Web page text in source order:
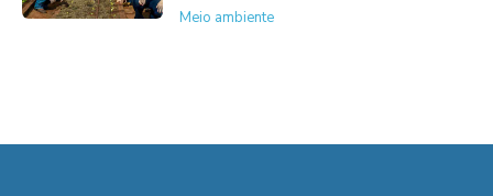
Meio ambiente